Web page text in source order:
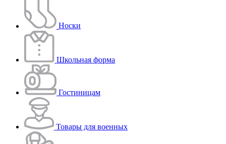
Носки
Школьная форма
Гостиницам
Товары для военных